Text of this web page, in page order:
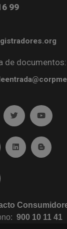
99
de documentos:
facebook (abre en
Ir a twitter
Ir a
Flickr (abre en
Ir a Linkedin
Ir al
Instagram (abre
900 10 11 41